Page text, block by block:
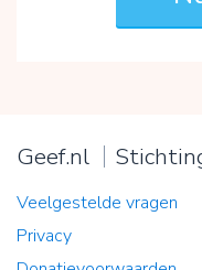
Geef.nl
Veelgestelde vragen
Privacy